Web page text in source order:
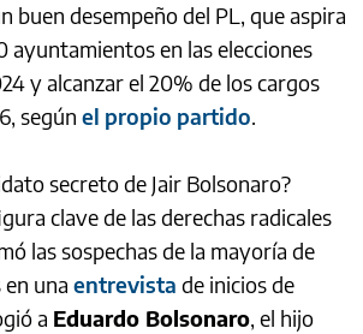
buen desempeño del PL, que aspira
ayuntamientos en las elecciones
y alcanzar el 20% de los cargos
según el propio partido.
secreto de Jair Bolsonaro?
clave de las derechas radicales
las sospechas de la mayoría de
una entrevista de inicios de
a Eduardo Bolsonaro, el hijo